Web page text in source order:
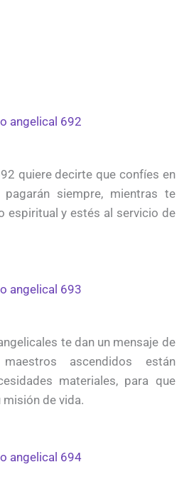
angelical 692
quiere decirte que confíes en
siempre, mientras te
espiritual y estés al servicio de
angelical 693
te dan un mensaje de
ascendidos están
materiales, para que
de vida.
angelical 694